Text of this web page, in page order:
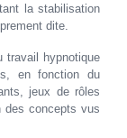
la stabilisation
dite.
travail hypnotique
en fonction du
jeux de rôles
des concepts vus